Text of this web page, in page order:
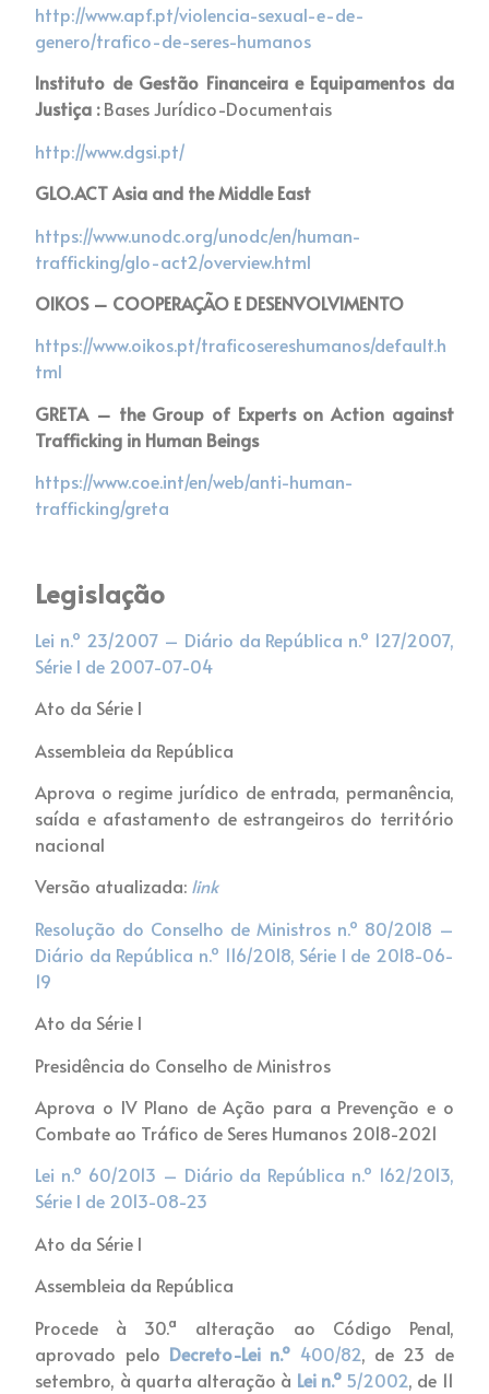
http://www.apf.pt/violencia-sexual-e-de-
genero/trafico-de-seres-humanos
Instituto de Gestão Financeira e Equipamentos da
Justiça :Bases Jurídico-Documentais
http://www.dgsi.pt/
GLO.ACT Asia and the Middle East
https://www.unodc.org/unodc/en/human-
trafficking/glo-act2/overview.html
OIKOS – COOPERAÇÃO E DESENVOLVIMENTO
https://www.oikos.pt/traficosereshumanos/default.h
tml
GRETA – the Group of Experts on Action against
Trafficking in Human Beings
https://www.coe.int/en/web/anti-human-
trafficking/greta
Legislação
Lei n.º 23/2007 – Diário da República n.º 127/2007,
Série I de 2007-07-04
Ato da Série I
Assembleia da República
Aprova o regime jurídico de entrada, permanência,
saída e afastamento de estrangeiros do território
nacional
Versão atualizada: link
Resolução do Conselho de Ministros n.º 80/2018 –
Diário da República n.º 116/2018, Série I de 2018-06-
19
Ato da Série I
Presidência do Conselho de Ministros
Aprova o IV Plano de Ação para a Prevenção e o
Combate ao Tráfico de Seres Humanos 2018-2021
Lei n.º 60/2013 – Diário da República n.º 162/2013,
Série I de 2013-08-23
Ato da Série I
Assembleia da República
Procede à 30.ª alteração ao Código Penal,
aprovado pelo Decreto-Lei n.º 400/82, de 23 de
setembro, à quarta alteração à Lei n.º5/2002, de 11